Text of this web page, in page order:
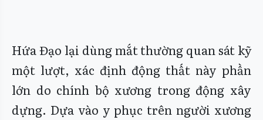
Hứa Đạo lại dùng mắt thường quan sát kỹ
một lượt, xác định động thất này phần
lớn do chính bộ xương trong động xây
dựng. Dựa vào y phục trên người xương